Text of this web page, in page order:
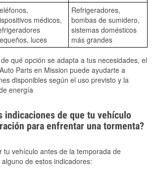
médicos,
luces
Refrigeradores,
bombas de sumidero,
sistemas domésticos
más grandes
qué opción se adapta a tus necesidades, el
Parts en Mission puede ayudarte a
disponibles según el uso previsto y la
energía
indicaciones de que tu vehículo
para enfrentar una tormenta?
tu vehículo antes de la temporada de
de estos indicadores: